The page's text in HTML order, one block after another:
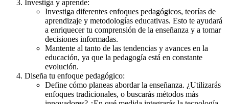
Investiga y aprende:
Investiga diferentes enfoques pedagógicos, teorías de
aprendizaje y metodologías educativas. Esto te ayudará
a enriquecer tu comprensión de la enseñanza y a tomar
decisiones informadas.
Mantente al tanto de las tendencias y avances en la
educación, ya que la pedagogía está en constante
evolución.
Diseña tu enfoque pedagógico:
Define cómo planeas abordar la enseñanza. ¿Utilizarás
enfoques tradicionales, o buscarás métodos más